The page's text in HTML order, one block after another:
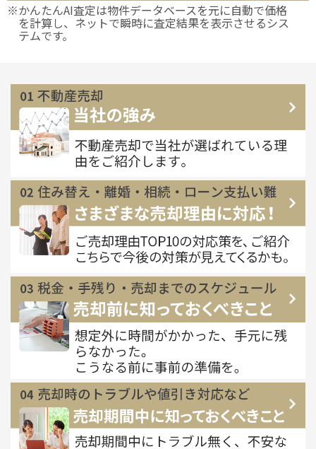
※かんたんAI査定は物件データベースを元に自動で価格
を計算し、ネットで瞬時に査定結果を表示させるシス
テムです。